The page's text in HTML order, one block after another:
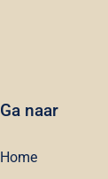
Ga naar
Home